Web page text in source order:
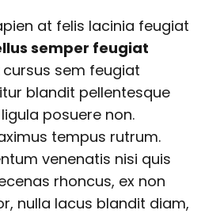
at felis lacinia feugiat
semper feugiat
sem feugiat
blandit pellentesque
posuere non.
tempus rutrum.
venenatis nisi quis
rhoncus, ex non
nulla lacus blandit diam,